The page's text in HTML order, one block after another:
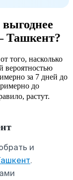
Ташкент?
того, насколько
вероятностью
за 7 дней до
до
растут.
и
.